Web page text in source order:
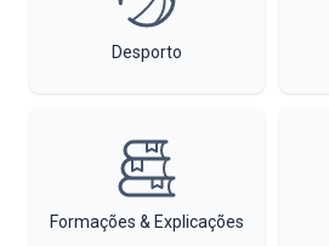
Desporto
Formações & Explicações